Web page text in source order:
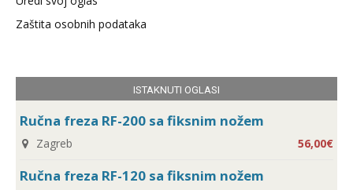
Zaštita osobnih podataka
ISTAKNUTI OGLASI
Ručna freza RF-200 sa fiksnim nožem
Zagreb 56,00€
Ručna freza RF-120 sa fiksnim nožem